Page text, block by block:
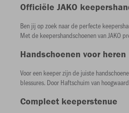
Officiële JAKO
Ben jij op zoek naar de perfecte
Met de keepershandschoenen van JAKO
Handschoenen voor heren
Voor een keeper zijn de juiste
blessures. Door Haftschuim van
Compleet keeperstenue